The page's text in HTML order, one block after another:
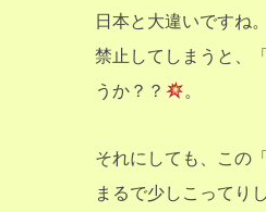
日本と大違いですね。
禁止してしまうと、
うか？？
。
それにしても、この
まるで少しこってり